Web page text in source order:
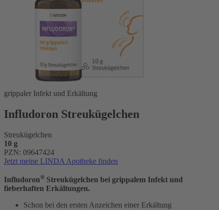
grippaler Infekt und Erkältung
Infludoron Streukügelchen
Streukügelchen
10 g
PZN: 09647424
Jetzt meine LINDA Apotheke finden
Infludoron® Streukügelchen bei grippalem Infekt und
fieberhaften Erkältungen.
Schon bei den ersten Anzeichen einer Erkältung